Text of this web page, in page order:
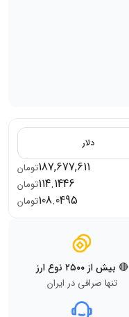
دلار
187,677,611تومان
114.1446تومان
108.0495تومان
🔴 بیش از ۲۵۰۰ نوع ارز
تنها صرافی در ایران